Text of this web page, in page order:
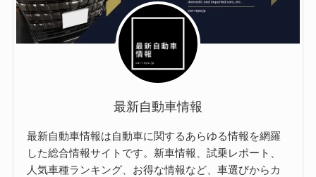
最新自動車情報
最新自動車情報は自動車に関するあらゆる情報を網羅
した総合情報サイトです。新車情報、試乗レポート、
人気車種ランキング、お得な情報など、車選びからカ